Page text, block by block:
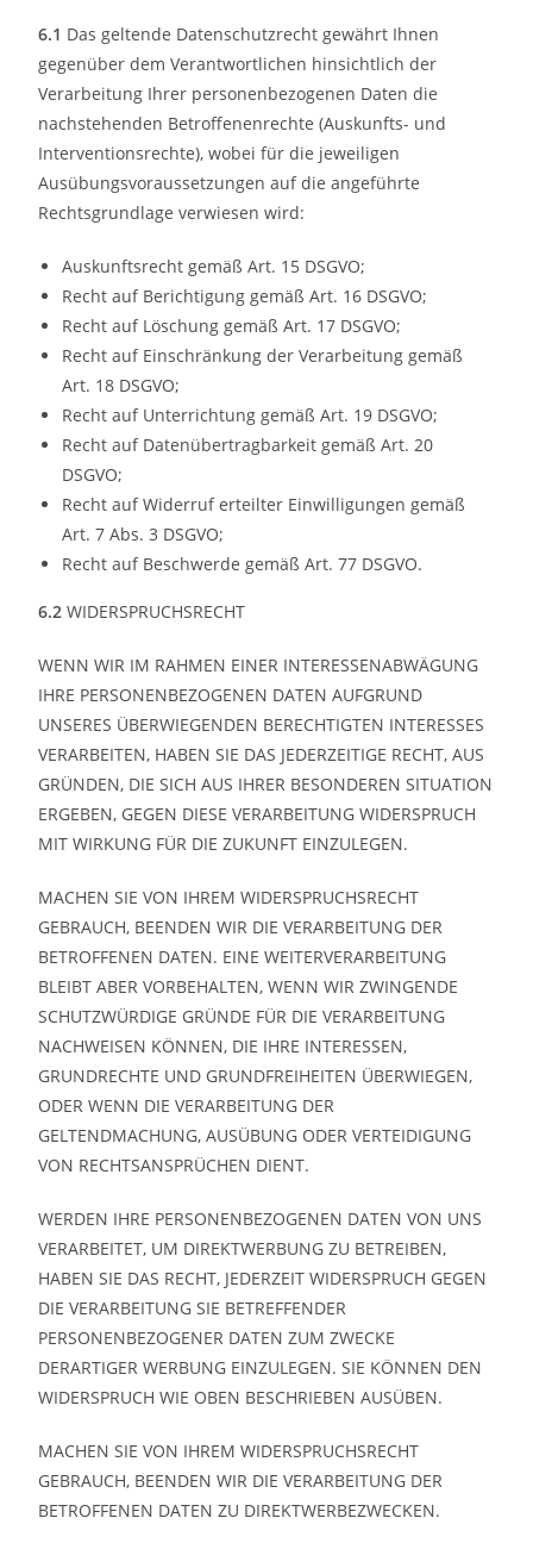
6.1 Das geltende Datenschutzrecht gewährt Ihnen
gegenüber dem Verantwortlichen hinsichtlich der
Verarbeitung Ihrer personenbezogenen Daten die
nachstehenden Betroffenenrechte (Auskunfts- und
Interventionsrechte), wobei für die jeweiligen
Ausübungsvoraussetzungen auf die angeführte
Rechtsgrundlage verwiesen wird:
Auskunftsrecht gemäß Art. 15 DSGVO;
Recht auf Berichtigung gemäß Art. 16 DSGVO;
Recht auf Löschung gemäß Art. 17 DSGVO;
Recht auf Einschränkung der Verarbeitung gemäß
Art. 18 DSGVO;
Recht auf Unterrichtung gemäß Art. 19 DSGVO;
Recht auf Datenübertragbarkeit gemäß Art. 20
DSGVO;
Recht auf Widerruf erteilter Einwilligungen gemäß
Art. 7 Abs. 3 DSGVO;
Recht auf Beschwerde gemäß Art. 77 DSGVO.
6.2 WIDERSPRUCHSRECHT
WENN WIR IM RAHMEN EINER INTERESSENABWÄGUNG
IHRE PERSONENBEZOGENEN DATEN AUFGRUND
UNSERES ÜBERWIEGENDEN BERECHTIGTEN INTERESSES
VERARBEITEN, HABEN SIE DAS JEDERZEITIGE RECHT, AUS
GRÜNDEN, DIE SICH AUS IHRER BESONDEREN SITUATION
ERGEBEN, GEGEN DIESE VERARBEITUNG WIDERSPRUCH
MIT WIRKUNG FÜR DIE ZUKUNFT EINZULEGEN.
MACHEN SIE VON IHREM WIDERSPRUCHSRECHT
GEBRAUCH, BEENDEN WIR DIE VERARBEITUNG DER
BETROFFENEN DATEN. EINE WEITERVERARBEITUNG
BLEIBT ABER VORBEHALTEN, WENN WIR ZWINGENDE
SCHUTZWÜRDIGE GRÜNDE FÜR DIE VERARBEITUNG
NACHWEISEN KÖNNEN, DIE IHRE INTERESSEN,
GRUNDRECHTE UND GRUNDFREIHEITEN ÜBERWIEGEN,
ODER WENN DIE VERARBEITUNG DER
GELTENDMACHUNG, AUSÜBUNG ODER VERTEIDIGUNG
VON RECHTSANSPRÜCHEN DIENT.
WERDEN IHRE PERSONENBEZOGENEN DATEN VON UNS
VERARBEITET, UM DIREKTWERBUNG ZU BETREIBEN,
HABEN SIE DAS RECHT, JEDERZEIT WIDERSPRUCH GEGEN
DIE VERARBEITUNG SIE BETREFFENDER
PERSONENBEZOGENER DATEN ZUM ZWECKE
DERARTIGER WERBUNG EINZULEGEN. SIE KÖNNEN DEN
WIDERSPRUCH WIE OBEN BESCHRIEBEN AUSÜBEN.
MACHEN SIE VON IHREM WIDERSPRUCHSRECHT
GEBRAUCH, BEENDEN WIR DIE VERARBEITUNG DER
BETROFFENEN DATEN ZU DIREKTWERBEZWECKEN.